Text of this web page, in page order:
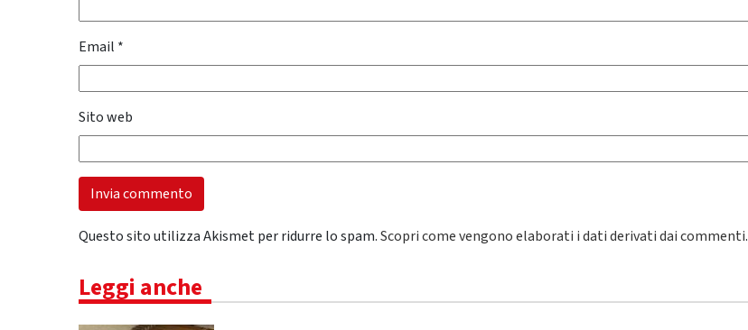
Email *
Sito web
Questo sito utilizza Akismet per ridurre lo spam.Scopri come vengono elaborati i dati derivati dai commenti.
Leggi anche